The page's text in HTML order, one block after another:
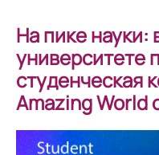
На пике
университете
студенческая
Amazing World